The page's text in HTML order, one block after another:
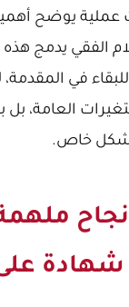
عملية يوضح
الفقي يدمج هذه
للبقاء في
العامة، بل
خاص.
شهادة على